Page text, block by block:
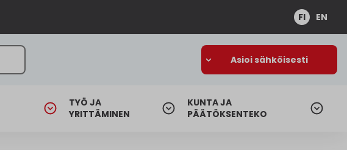
FI EN
Asioi sähköisesti
TYÖ JA
YRITTÄMINEN
KUNTA JA
PÄÄTÖKSENTEKO